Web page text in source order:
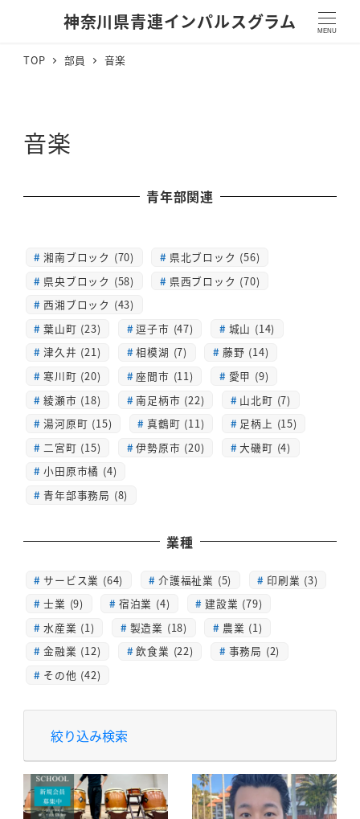
神奈川県青連インパルスグラム MENU
TOP 部員 音楽
音楽
青年部関連
湘南ブロック (70)
県北ブロック (56)
県央ブロック (58)
県西ブロック (70)
西湘ブロック (43)
葉山町 (23)
逗子市 (47)
城山 (14)
津久井 (21)
相模湖 (7)
藤野 (14)
寒川町 (20)
座間市 (11)
愛甲 (9)
綾瀬市 (18)
南足柄市 (22)
山北町 (7)
湯河原町 (15)
真鶴町 (11)
足柄上 (15)
二宮町 (15)
伊勢原市 (20)
大磯町 (4)
小田原市橘 (4)
青年部事務局 (8)
業種
サービス業 (64) 介護福祉業 (5)
印刷業 (3)
士業 (9)
宿泊業 (4)
建設業 (79)
水産業 (1)
製造業 (18)
農業 (1)
金融業 (12)
飲食業 (22)
事務局 (2)
その他 (42)
絞り込み検索